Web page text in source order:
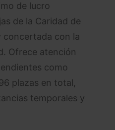
de lucro
de la Caridad de
concertada con la
Ofrece atención
como
plazas en total,
temporales y